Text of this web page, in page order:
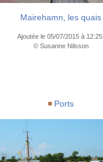
Mairehamn, les quais
Ajoutée le 05/07/2015 à 12:25
© Susanne Nilsson
Ports